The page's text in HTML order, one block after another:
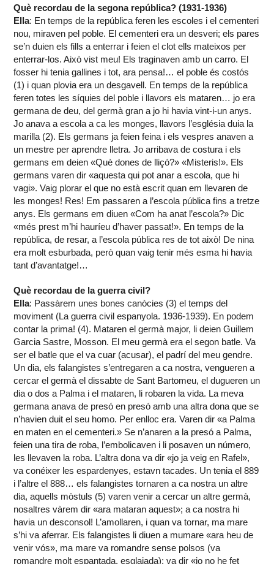
Què recordau de la segona república? (1931-1936)
Ella: En temps de la república feren les escoles i el cementeri
nou, miraven pel poble. El cementeri era un desveri; els pares
se’n duien els fills a enterrar i feien el clot ells mateixos per
enterrar-los. Això vist meu! Els traginaven amb un carro. El
fosser hi tenia gallines i tot, ara pensa!… el poble és costós
(1) i quan plovia era un desgavell. En temps de la república
feren totes les síquies del poble i llavors els mataren… jo era
germana de deu, del germà gran a jo hi havia vint-i-un anys.
Jo anava a escola a ca les monges, llavors l’església duia la
marilla (2). Els germans ja feien feina i els vespres anaven a
un mestre per aprendre lletra. Jo arribava de costura i els
germans em deien «Què dones de lliçó?» «Misteris!». Els
germans varen dir «aquesta qui pot anar a escola, que hi
vagi». Vaig plorar el que no està escrit quan em llevaren de
les monges! Res! Em passaren a l’escola pública fins a tretze
anys. Els germans em diuen «Com ha anat l’escola?» Dic
«més prest m’hi hauríeu d’haver passat!». En temps de la
república, de resar, a l’escola pública res de tot això! De nina
era molt esburbada, però quan vaig tenir més esma hi havia
tant d’avantatge!…
Què recordau de la guerra civil?
Ella: Passàrem unes bones canòcies (3) el temps del
moviment (La guerra civil espanyola. 1936-1939). En podem
contar la prima! (4). Mataren el germà major, li deien Guillem
Garcia Sastre, Mosson. El meu germà era el segon batle. Va
ser el batle que el va cuar (acusar), el padrí del meu gendre.
Un dia, els falangistes s’entregaren a ca nostra, vengueren a
cercar el germà el dissabte de Sant Bartomeu, el dugueren un
dia o dos a Palma i el mataren, li robaren la vida. La meva
germana anava de presó en presó amb una altra dona que se
n’havien duit el seu homo. Per enlloc era. Varen dir «a Palma
en maten en el cementeri.» Se n’anaren a la presó a Palma,
feien una tira de roba, l’embolicaven i li posaven un número,
les llevaven la roba. L’altra dona va dir «jo ja veig en Rafel»,
va conéixer les espardenyes, estavn tacades. Un tenia el 889
i l’altre el 888… els falangistes tornaren a ca nostra un altre
dia, aquells mòstuls (5) varen venir a cercar un altre germà,
nosaltres vàrem dir «ara mataran aquest»; a ca nostra hi
havia un desconsol! L’amollaren, i quan va tornar, ma mare
s’hi va aferrar. Els falangistes li diuen a mumare «ara heu de
venir vós», ma mare va romandre sense polsos (va
romandre molt espantada, esglaiada); va dir «jo no he fet